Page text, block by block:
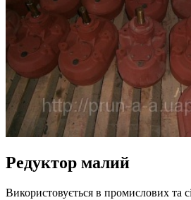
Редуктор малий
Використовується в промислових та